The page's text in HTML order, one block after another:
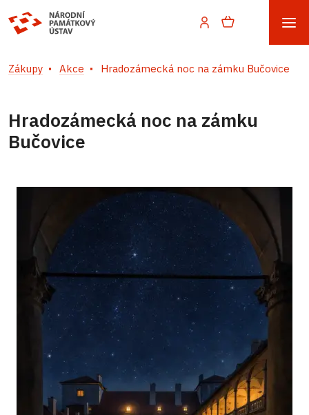
Zákupy Akce Hradozámecká noc na zámku Bučovice
Hradozámecká noc na zámku
Bučovice